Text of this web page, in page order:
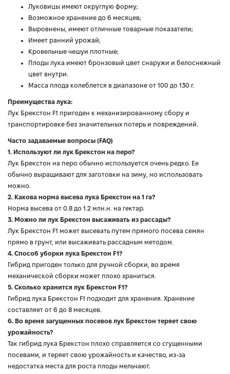
Луковицы имеют округлую форму;
Возможное хранение до 6 месяцев;
Выровнены, имеют отличные товарные показатели;
Имеет ранний урожай;
Кровельные чешуи плотные;
Плоды лука имеют бронзовый цвет снаружи и белоснежный
цвет внутри.
Масса плода колеблется в диапазоне от 100 до 130 г.
Преимущества лука:
Лук Брекстон F1 пригоден к механизированному сбору и
транспортировке без значительных потерь и повреждений.
Часто задаваемые вопросы (FAQ)
1. Используют ли лук Брекстон на перо?
Лук Брекстон на перо обычно используется очень редко. Ее
обычно выращивают для заготовки на зиму, но использовать
можно.
2. Какова норма высева лука Брекстон на 1 га?
Норма высева от 0.8 до 1.2 млн.н. на гектар.
3. Можно ли лук Брекстон высаживать из рассады?
Лук Брекстон F1 может высевать путем прямого посева семян
прямо в грунт, или высаживать рассадным методом.
4. Способ уборки лука Брекстон F1?
Гибрид пригоден только для ручной сборки, во время
механической сборки может плохо храниться.
5. Сколько хранится лук Брекстон F1?
Гибрид лука Брекстон F1 подходит для хранения. Хранение
составляет от 6 до 8 месяцев.
6. Во время загущенных посевов лук Брекстон теряет свою
урожайность?
Так гибрид лука Брекстон плохо справляется со сгущенными
посевами, и теряет свою урожайность и качество, из-за
недостатка места для роста плоды мельчают.